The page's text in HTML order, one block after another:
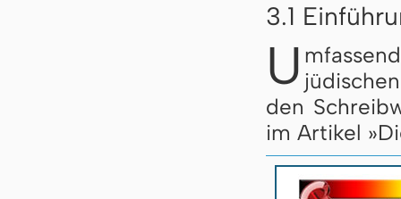
3.1
U
den
im Artikel